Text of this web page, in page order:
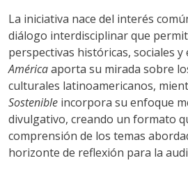
La iniciativa nace del interés
diálogo interdisciplinar que
perspectivas históricas, sociales y
Américaaporta su mirada sobre
culturales latinoamericanos,
Sostenible incorpora su enfoque
divulgativo, creando un formato
comprensión de los temas
horizonte de reflexión para la